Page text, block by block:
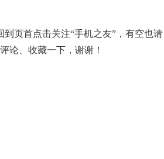
页首点击关注“手机之友”，有空也请
论、收藏一下，谢谢！